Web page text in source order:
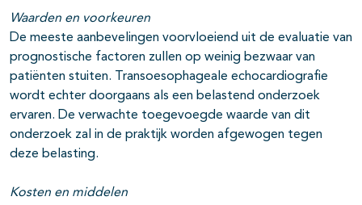
Waarden en voorkeuren
De meeste aanbevelingen voorvloeiend uit de evaluatie van
prognostische factoren zullen op weinig bezwaar van
patiënten stuiten. Transoesophageale echocardiografie
wordt echter doorgaans als een belastend onderzoek
ervaren. De verwachte toegevoegde waarde van dit
onderzoek zal in de praktijk worden afgewogen tegen
deze belasting.
Kosten en middelen